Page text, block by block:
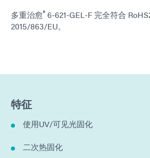
多重治愈® 6-621-GEL-F 完全符合
2015/863/EU。
特征
使用UV/可见光固化
二次热固化